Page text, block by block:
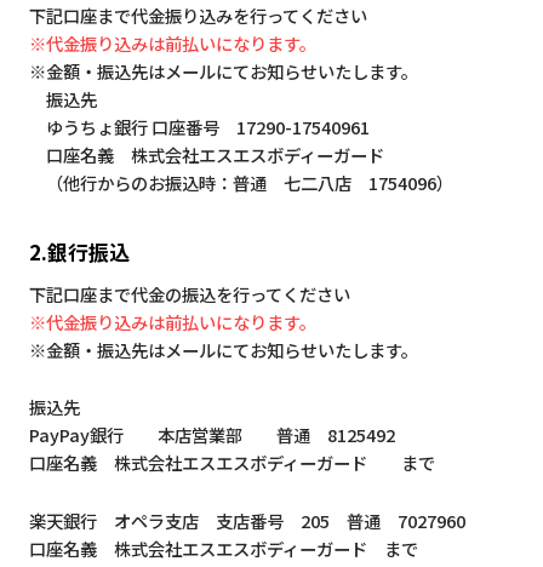
下記口座まで代金振り込みを行ってください
※代金振り込みは前払いになります。
※金額・振込先はメールにてお知らせいたします。
振込先
ゆうちょ銀行 口座番号 17290-17540961
口座名義 株式会社エスエスボディーガード
（他行からのお振込時：普通 七二八店 1754096）
2.銀行振込
下記口座まで代金の振込を行ってください
※代金振り込みは前払いになります。
※金額・振込先はメールにてお知らせいたします。
振込先
PayPay銀行 本店営業部 普通 8125492
口座名義 株式会社エスエスボディーガード まで
楽天銀行 オペラ支店 支店番号 205 普通 7027960
口座名義 株式会社エスエスボディーガード まで